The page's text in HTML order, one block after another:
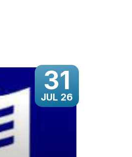
31
JUL 26